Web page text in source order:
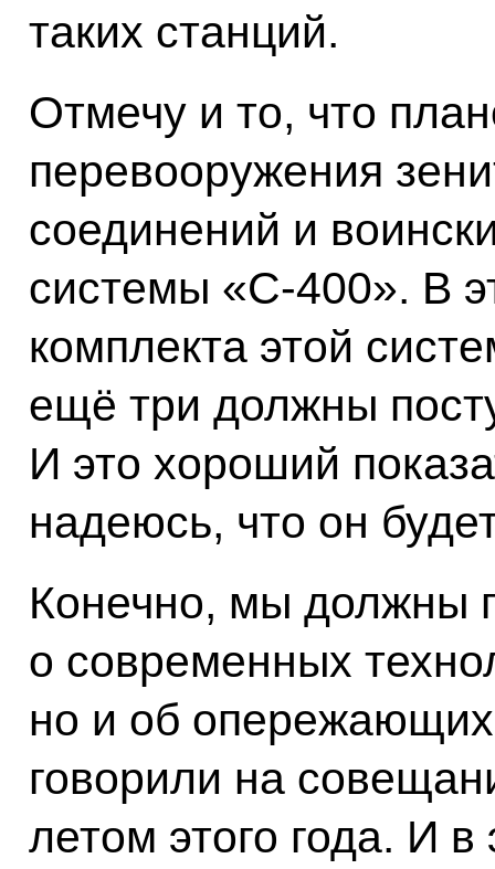
таких станций.
Отмечу и то, что
перевооружения
соединений и
системы «С-400». В
комплекта этой
ещё три должны
И это хороший
надеюсь, что он
Конечно, мы должны
о современных
но и об
говорили на
летом этого года. И